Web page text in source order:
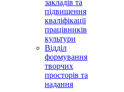
закладів та
підвищення
кваліфікації
працівників
культури
Відділ
формування
творчих
просторів та
надання